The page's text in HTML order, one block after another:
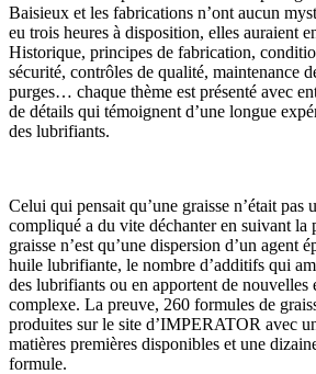
Baisieux et les fabrications n’ont aucun
eu trois heures à disposition, elles auraient
Historique, principes de fabrication,
sécurité, contrôles de qualité, maintenance
purges… chaque thème est présenté avec
de détails qui témoignent d’une longue
des lubrifiants.
Celui qui pensait qu’une graisse n’était pas
compliqué a du vite déchanter en suivant la
graisse n’est qu’une dispersion d’un agent
huile lubrifiante, le nombre d’additifs qui
des lubrifiants ou en apportent de
complexe. La preuve, 260 formules de
produites sur le site d’IMPERATOR avec
matières premières disponibles et une
formule.